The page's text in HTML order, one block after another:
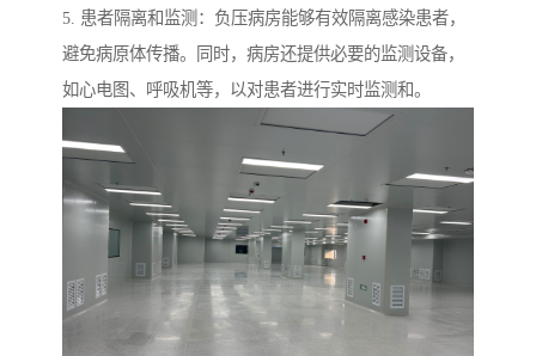
5. 患者隔离和监测：负压病房能够有效隔离感染患者，
避免病原体传播。同时，病房还提供必要的监测设备，
如心电图、呼吸机等，以对患者进行实时监测和。